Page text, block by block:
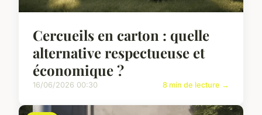
Cercueils en carton : quelle
alternative respectueuse et
économique ?
16/06/2026 00:30 8 min de lecture →